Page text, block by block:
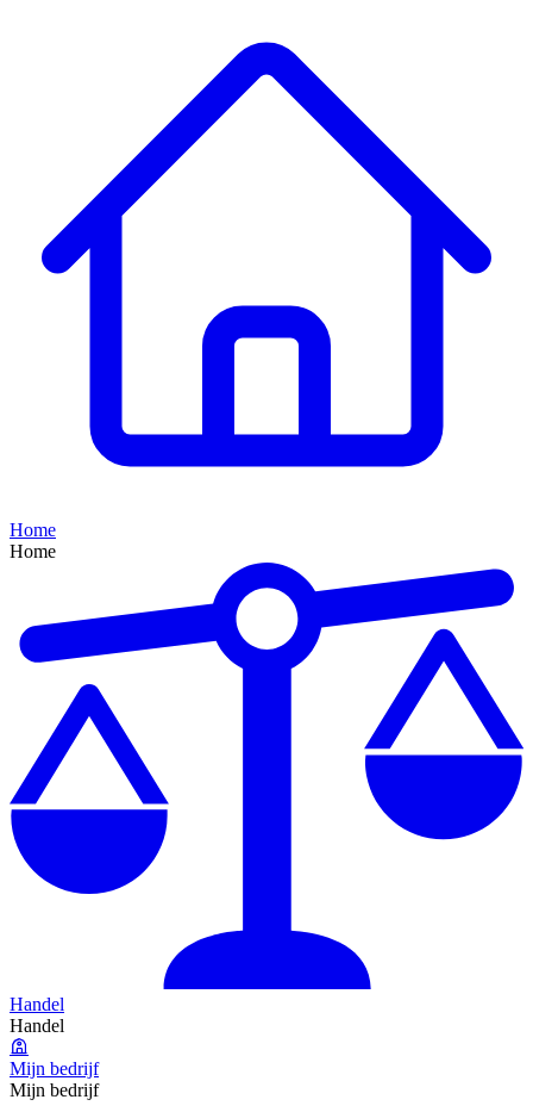
Home
Home
Handel
Handel
Mijn bedrijf
Mijn bedrijf